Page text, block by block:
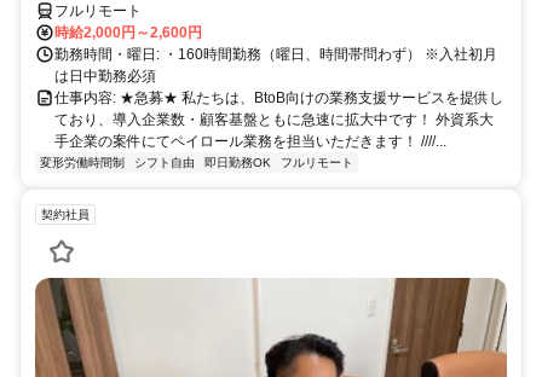
フルリモート
時給2,000円～2,600円
勤務時間・曜日: ・160時間勤務（曜日、時間帯問わず） ※入社初月
は日中勤務必須
仕事内容: ★急募★ 私たちは、BtoB向けの業務支援サービスを提供し
ており、導入企業数・顧客基盤ともに急速に拡大中です！ 外資系大
手企業の案件にてペイロール業務を担当いただきます！ ////...
変形労働時間制 シフト自由 即日勤務OK フルリモート
契約社員